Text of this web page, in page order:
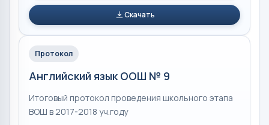
Скачать
Протокол
Английский язык ООШ № 9
Итоговый протокол проведения школьного этапа
ВОШ в 2017-2018 уч.году